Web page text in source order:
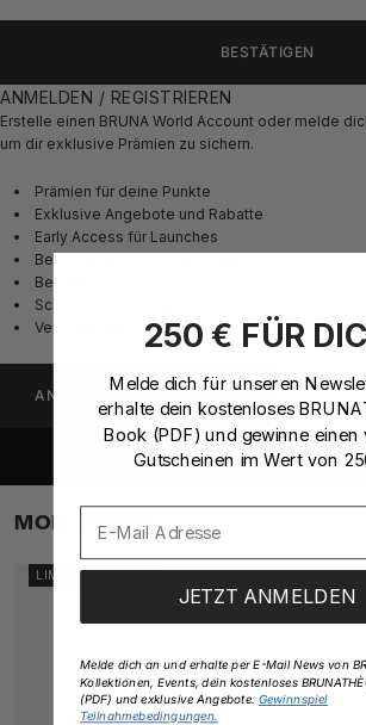
BESTÄTIGEN
ANMELDEN / REGISTRIEREN
Erstelle einen BRUNA World Account oder melde
um dir exklusive Prämien zu sichern.
Prämien für deine Punkte
Exklusive Angebote und Rabatte
Early Access für Launches
Besondere Geburtstagsangebote
Bestellverlauf
Schnelle Bezahlung
Verfolge deine Bestellungen und registriere
ANMELDEN / REGISTRIEREN
MOM PIECES
LIMITED EDITION
250 € FÜR
Melde dich für unseren
erhalte dein kostenloses
Book (PDF) und gewinne einen
Gutscheinen im Wert von
JETZT ANMELDEN
Melde dich an und erhalte per E-Mail News von
Kollektionen, Events, dein kostenloses
(PDF) und exklusive Angebote. Gewinnspiel
Teilnahmebedingungen.